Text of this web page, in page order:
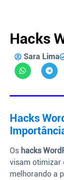
Hacks
Sara Lima
Hacks
Os hacks
visam otimizar
melhorando a